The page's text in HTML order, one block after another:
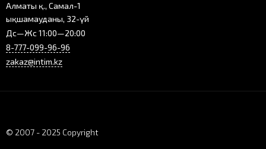
Алматы қ., Самал-1
ықшамауданы, 32-үй
Дс—Жс 11:00—20:00
8-777-099-96-96
zakaz@intim.kz
© 2007 - 2025 Copyright